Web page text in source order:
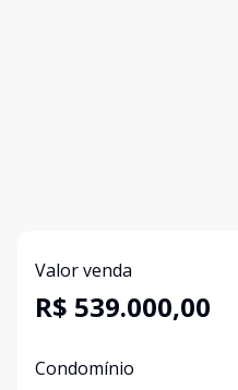
Valor venda
R$ 539.000,00
Condomínio